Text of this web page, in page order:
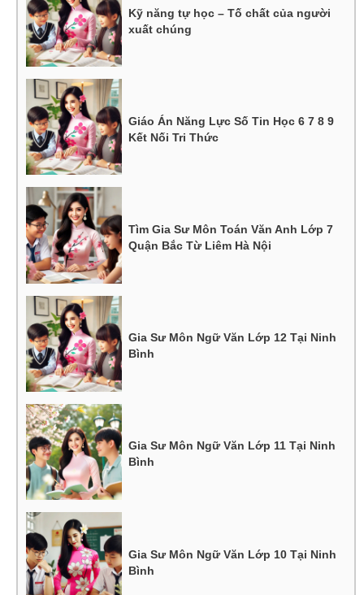
Kỹ năng tự học – Tố chất của người
xuất chúng
Giáo Án Năng Lực Số Tin Học 6 7 8 9
Kết Nối Tri Thức
Tìm Gia Sư Môn Toán Văn Anh Lớp 7
Quận Bắc Từ Liêm Hà Nội
Gia Sư Môn Ngữ Văn Lớp 12 Tại Ninh
Bình
Gia Sư Môn Ngữ Văn Lớp 11 Tại Ninh
Bình
Gia Sư Môn Ngữ Văn Lớp 10 Tại Ninh
Bình